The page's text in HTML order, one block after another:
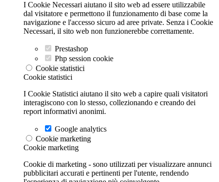
I Cookie Necessari aiutano il sito web ad essere utilizzabile
dal visitatore e permettono il funzionamento di base come la
navigazione e l'accesso sicuro ad aree private. Senza i Cookie
Necessari, il sito web non funzionerebbe correttamente.
Prestashop
Php session cookie
Cookie statistici
Cookie statistici
I Cookie Statistici aiutano il sito web a capire quali visitatori
interagiscono con lo stesso, collezionando e creando dei
report informativi anonimi.
Google analytics
Cookie marketing
Cookie marketing
Cookie di marketing - sono utilizzati per visualizzare annunci
pubblicitari accurati e pertinenti per l'utente, rendendo